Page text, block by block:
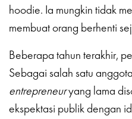
hoodie. Ia mungkin tidak
membuat orang berhenti
Beberapa tahun terakhir,
Sebagai salah satu
entrepreneuryang lama
ekspektasi publik dengan